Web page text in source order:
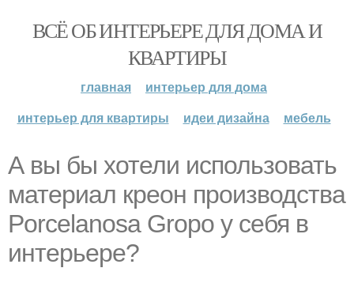
ВСЁ ОБ ИНТЕРЬЕРЕ ДЛЯ ДОМА И
КВАРТИРЫ
главная
интерьер для дома
интерьер для квартиры
идеи дизайна мебель
А вы бы хотели использовать
материал креон производства
Porcelanosa Gropo у себя в
интерьере?